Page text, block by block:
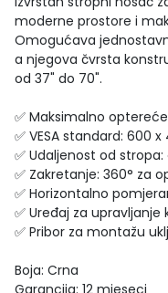
moderne prostore i
Omogućava
a njegova čvrsta
od 37" do 70".
✅ Maksimalno
✅ VESA standard: 600
✅ Udaljenost od
✅ Zakretanje: 360° za
✅ Horizontalno
✅ Uređaj za
✅ Pribor za montažu
Boja: Crna
Garancija: 12 mjeseci